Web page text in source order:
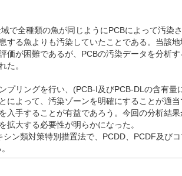
で全種類の魚が同じようにPCBによって汚染
る魚よりも汚染していたことである。当該地
価が困難であるが、PCBの汚染データを分析
た。
リングを行い、(PCB-I及びPCB-DLの含有量
よって、汚染ゾーンを明確にすることが適当
入手することが有益であろう。今回の分析結果
拡大する必要性が明らかになった。
ン類対策特別措置法で、PCDD、PCDF及び